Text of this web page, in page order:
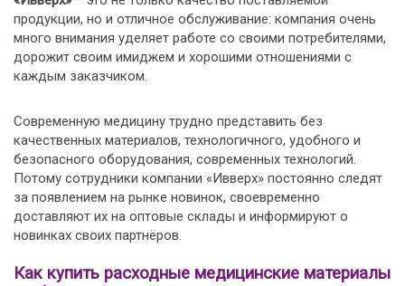
продукции, но и отличное обслуживание: компания очень
много внимания уделяет работе со своими потребителями,
дорожит своим имиджем и хорошими отношениями с
каждым заказчиком.
Современную медицину трудно представить без
качественных материалов, технологичного, удобного и
безопасного оборудования, современных технологий.
Потому сотрудники компании «Ивверх» постоянно следят
за появлением на рынке новинок, своевременно
доставляют их на оптовые склады и информируют о
новинках своих партнёров.
Как купить расходные медицинские материалы